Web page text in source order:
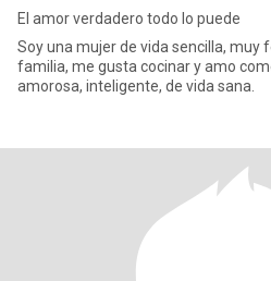
El amor verdadero todo lo puede
Soy una mujer de vida sencilla, muy
familia, me gusta cocinar y amo
amorosa, inteligente, de vida sana.